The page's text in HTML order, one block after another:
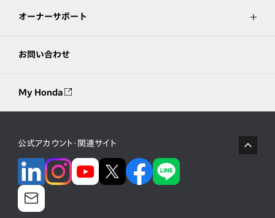
オーナーサポート
お問い合わせ
My Honda
公式アカウント・関連サイト